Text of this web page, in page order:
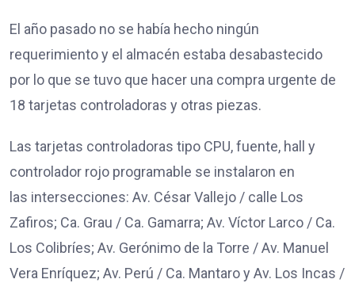
El año pasado no se había hecho ningún
requerimiento y el almacén estaba desabastecido
por lo que se tuvo que hacer una compra urgente de
18 tarjetas controladoras y otras piezas.
Las tarjetas controladoras tipo CPU, fuente, hall y
controlador rojo programable se instalaron en
las intersecciones: Av. César Vallejo / calle Los
Zafiros; Ca. Grau / Ca. Gamarra; Av. Víctor Larco / Ca.
Los Colibríes; Av. Gerónimo de la Torre / Av. Manuel
Vera Enríquez; Av. Perú / Ca. Mantaro y Av. Los Incas /